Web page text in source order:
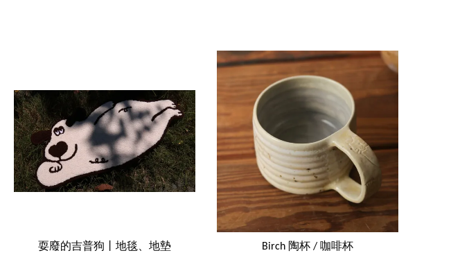
耍廢的吉普狗丨地毯、地墊 Birch 陶杯 / 咖啡杯